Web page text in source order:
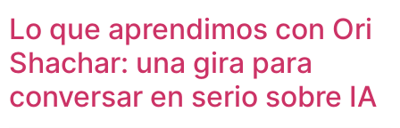
Lo que aprendimos con Ori
Shachar: una gira para
conversar en serio sobre IA